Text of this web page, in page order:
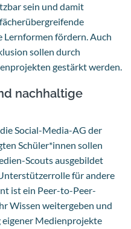
sein und damit
Lernformen fördern. Auch
sollen durch
gestärkt werden.
nachhaltige
Social-Media-AG der
Schüler*innen sollen
Scouts ausgebildet
für andere
ist ein Peer-to-Peer-
Wissen weitergeben und
eigener Medienprojekte